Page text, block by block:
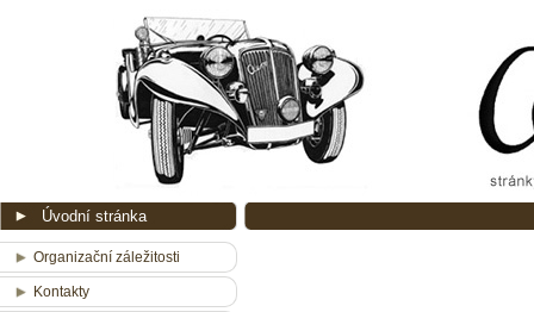
Úvodní stránka
Organizační záležitosti
Kontakty